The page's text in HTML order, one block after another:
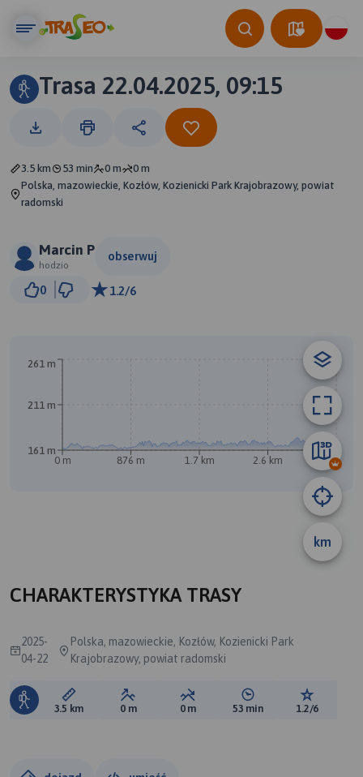
Trasa 22.04.2025, 09:15
3.5 km 53 min 0 m
0 m
Polska, mazowieckie, Kozłów, Kozienicki Park Krajobrazowy, powiat
radomski
Marcin P
hodzio
obserwuj
0 1.2/6
km
0 m 876 m 1.7 km 2.6 km 3.5 km
161 m
211 m
261 m
CHARAKTERYSTYKA TRASY
2025-
04-22
Polska, mazowieckie, Kozłów, Kozienicki Park
Krajobrazowy, powiat radomski
Długość trasy:
3.5 km Suma przewyższeń:
0 m Suma spadków:
0 m Średni czas potrzebny
53 min Ocena
1.2/6